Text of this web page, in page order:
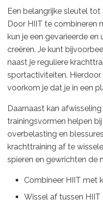
Een belangrijke sleutel
Door HIIT te combineren
kun je een gevarieerde
creëren. Je kunt
naast je reguliere
sportactiviteiten.
voorkom je dat je in een
Daarnaast kan
trainingsvormen helpen
overbelasting en
krachttraining af te
spieren en gewrichten de
Combineer HIIT met
Wissel af tussen HIIT